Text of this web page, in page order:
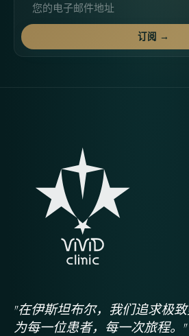
订阅 →
"在伊斯坦布尔，我们追求极
为每一位患者，每一次旅程。"